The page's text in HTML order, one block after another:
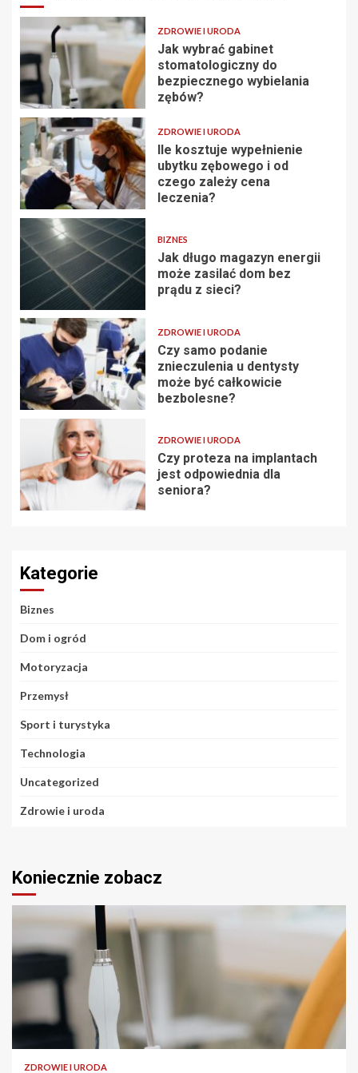
ZDROWIE I URODA
Jak wybrać gabinet
stomatologiczny do
bezpiecznego wybielania
zębów?
ZDROWIE I URODA
Ile kosztuje wypełnienie
ubytku zębowego i od
czego zależy cena
leczenia?
BIZNES
Jak długo magazyn energii
może zasilać dom bez
prądu z sieci?
ZDROWIE I URODA
Czy samo podanie
znieczulenia u dentysty
może być całkowicie
bezbolesne?
ZDROWIE I URODA
Czy proteza na implantach
jest odpowiednia dla
seniora?
Kategorie
Biznes
Dom i ogród
Motoryzacja
Przemysł
Sport i turystyka
Technologia
Uncategorized
Zdrowie i uroda
Koniecznie zobacz
ZDROWIE I URODA